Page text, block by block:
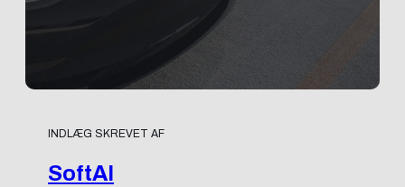
INDLÆG SKREVET AF
SoftAI